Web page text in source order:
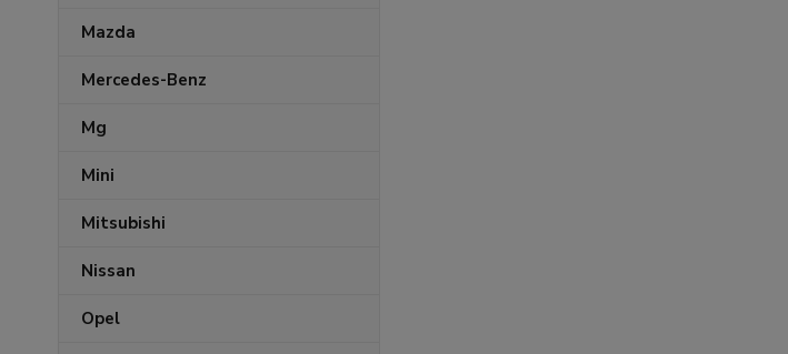
Mazda
Mercedes-Benz
Mg
Mini
Mitsubishi
Nissan
Opel